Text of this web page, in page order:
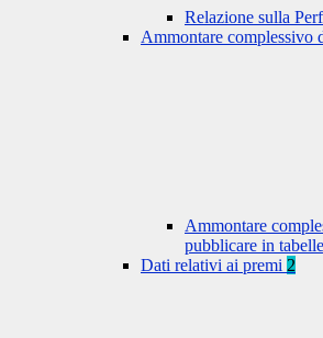
Relazione sulla
Ammontare complessivo
Ammontare
pubblicare in
Dati relativi ai premi 2